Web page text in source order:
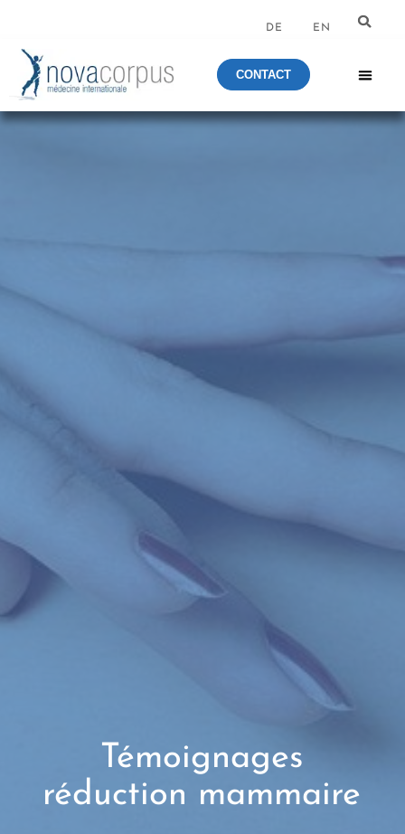
DE EN
CONTACT
Témoignages
réduction mammaire